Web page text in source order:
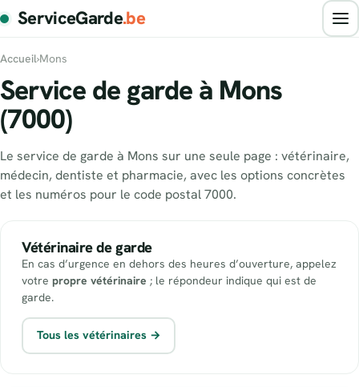
ServiceGarde.be
Accueil›Mons
Service de garde à Mons
(7000)
Le service de garde à Mons sur une seule page : vétérinaire,
médecin, dentiste et pharmacie, avec les options concrètes
et les numéros pour le code postal 7000.
Vétérinaire de garde
En cas d’urgence en dehors des heures d’ouverture, appelez
votre propre vétérinaire ; le répondeur indique qui est de
garde.
Tous les vétérinaires →